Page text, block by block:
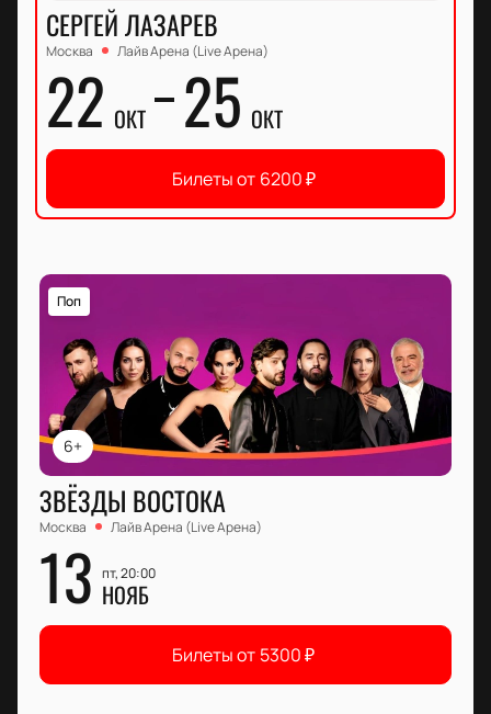
СЕРГЕЙ ЛАЗАРЕВ
Москва Лайв Арена (Live Арена)
22 ОКТ 25 ОКТ
Билеты от 6200₽
6+
Поп
ЗВЁЗДЫ ВОСТОКА
Москва Лайв Арена (Live Арена)
13 пт, 20:00
НОЯБ
Билеты от 5300₽